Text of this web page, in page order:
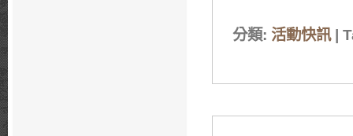
分類: 活動快訊|